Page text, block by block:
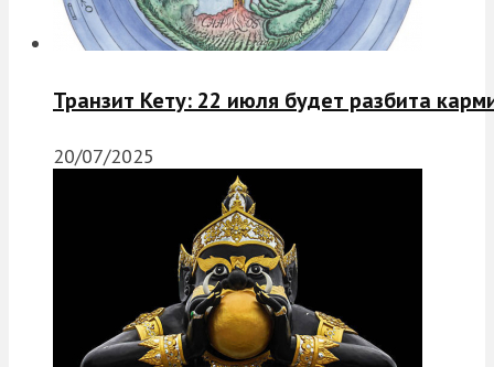
Транзит Кету: 22 июля будет разбита
20/07/2025